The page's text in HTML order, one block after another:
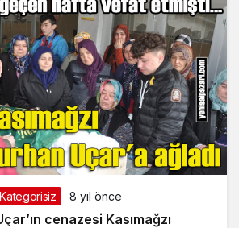
Kategorisiz 8 yıl önce
cenazesi Kasımağzı